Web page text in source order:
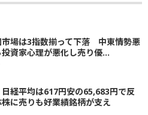
市場は3指数揃って下落 中東情勢悪
資家心理が悪化し売り優...
日経平均は617円安の65,683円で反
に売りも好業績銘柄が支え